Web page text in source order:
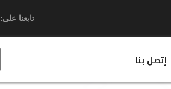
تابعنا على:
إتصل بنا